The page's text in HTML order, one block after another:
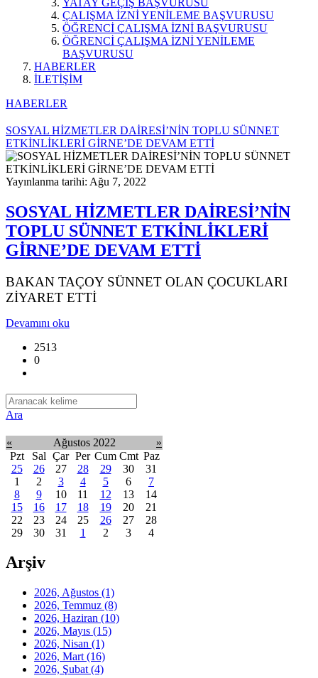
YATAY GEÇİŞ BAŞVURUSU
ÇALIŞMA İZNİ YENİLEME BAŞVURUSU
ÖĞRENCİ ÇALIŞMA İZNİ BAŞVURUSU
ÖĞRENCİ ÇALIŞMA İZNİ YENİLEME
BAŞVURUSU
HABERLER
İLETİŞİM
HABERLER
SOSYAL HİZMETLER DAİRESİ’NİN TOPLU SÜNNET
ETKİNLİKLERİ GİRNE’DE DEVAM ETTİ
Yayınlanma tarihi: Ağu 7, 2022
SOSYAL HİZMETLER DAİRESİ’NİN
TOPLU SÜNNET ETKİNLİKLERİ
GİRNE’DE DEVAM ETTİ
BAKAN TAÇOY SÜNNET OLAN ÇOCUKLARI
ZİYARET ETTİ
Devamını oku
2513
0
Ara
« Ağustos 2022
»
Pzt
Sal Çar Per Cum Cmt Paz
25
26 27 28 29 30
31
1
2 3 4 5 6
7
8
9 10 11 12 13
14
15
16 17 18 19 20
21
22
23 24 25 26 27
28
29
30 31 1 2 3 4
Arşiv
2026, Ağustos (1)
2026, Temmuz (8)
2026, Haziran (10)
2026, Mayıs (15)
2026, Nisan (1)
2026, Mart (16)
2026, Şubat (4)